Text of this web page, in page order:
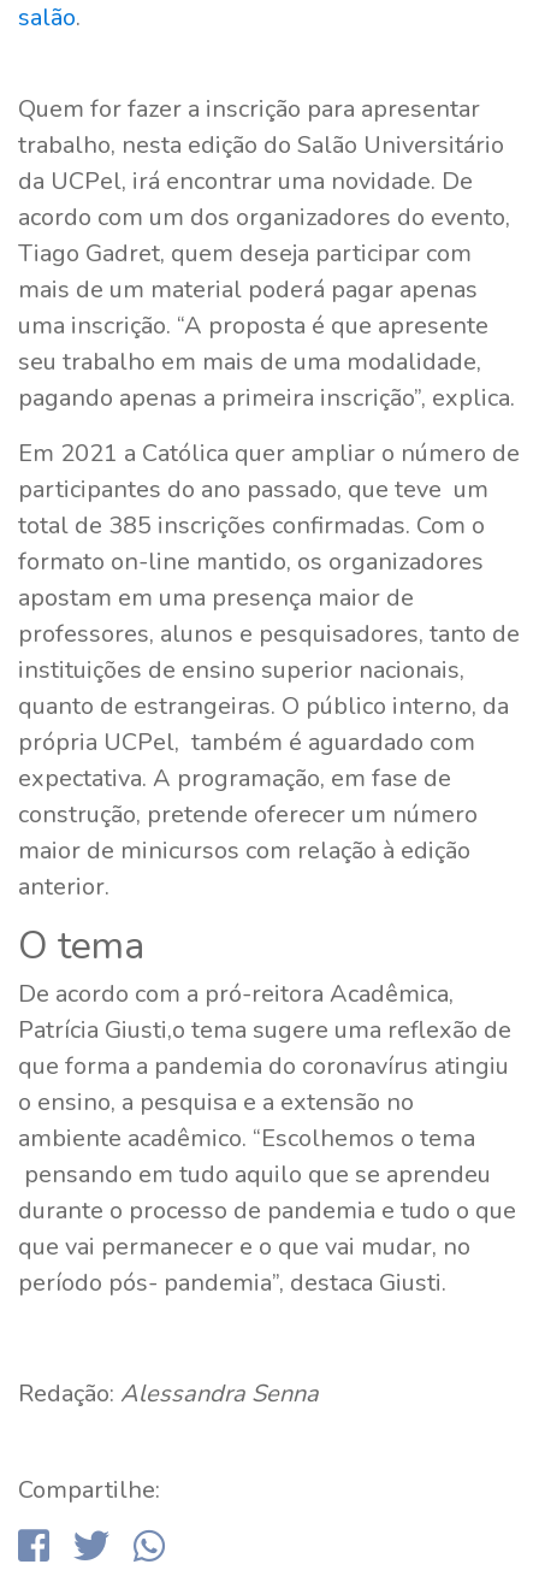
salão.
Quem for fazer a inscrição para apresentar
trabalho, nesta edição do Salão Universitário
da UCPel, irá encontrar uma novidade. De
acordo com um dos organizadores do evento,
Tiago Gadret, quem deseja participar com
mais de um material poderá pagar apenas
uma inscrição. “A proposta é que apresente
seu trabalho em mais de uma modalidade,
pagando apenas a primeira inscrição”, explica.
Em 2021 a Católica quer ampliar o número de
participantes do ano passado, que teve um
total de 385 inscrições confirmadas. Com o
formato on-line mantido, os organizadores
apostam em uma presença maior de
professores, alunos e pesquisadores, tanto de
instituições de ensino superior nacionais,
quanto de estrangeiras. O público interno, da
própria UCPel, também é aguardado com
expectativa. A programação, em fase de
construção, pretende oferecer um número
maior de minicursos com relação à edição
anterior.
O tema
De acordo com a pró-reitora Acadêmica,
Patrícia Giusti,o tema sugere uma reflexão de
que forma a pandemia do coronavírus atingiu
o ensino, a pesquisa e a extensão no
ambiente acadêmico. “Escolhemos o tema
pensando em tudo aquilo que se aprendeu
durante o processo de pandemia e tudo o que
que vai permanecer e o que vai mudar, no
período pós- pandemia”, destaca Giusti.
Redação: Alessandra Senna
Compartilhe: